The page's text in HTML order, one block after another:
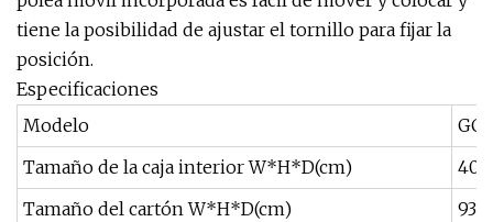
tiene la posibilidad de ajustar el tornillo para fijar la
posición.
Especificaciones
Modelo
Tamaño de la caja interior W*H*D(cm)
Tamaño del cartón W*H*D(cm)